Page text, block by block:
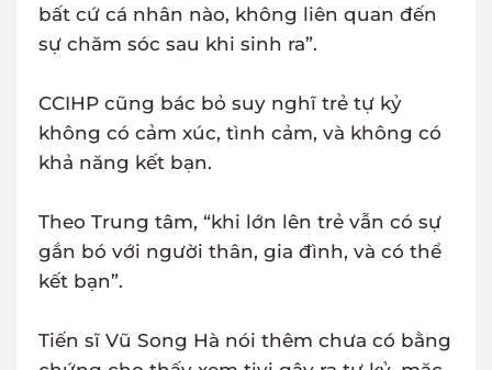
bất cứ cá nhân nào, không liên quan đến
sự chăm sóc sau khi sinh ra”.
CCIHP cũng bác bỏ suy nghĩ trẻ tự kỷ
không có cảm xúc, tình cảm, và không có
khả năng kết bạn.
Theo Trung tâm, “khi lớn lên trẻ vẫn có sự
gắn bó với người thân, gia đình, và có thể
kết bạn”.
Tiến sĩ Vũ Song Hà nói thêm chưa có bằng